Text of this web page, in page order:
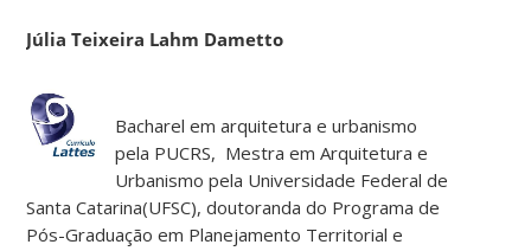
Júlia Teixeira Lahm Dametto
Bacharel em arquitetura e urbanismo
pela PUCRS, Mestra em Arquitetura e
Urbanismo pela Universidade Federal de
Santa Catarina(UFSC), doutoranda do Programa de
Pós-Graduação em Planejamento Territorial e